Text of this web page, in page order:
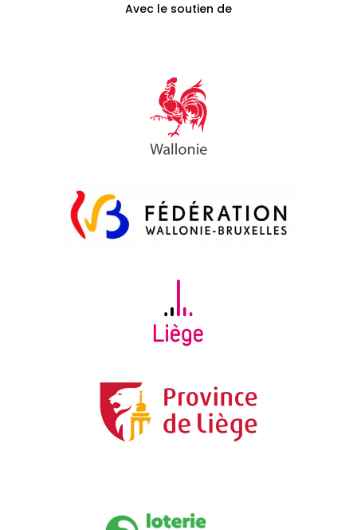
Avec le soutien de